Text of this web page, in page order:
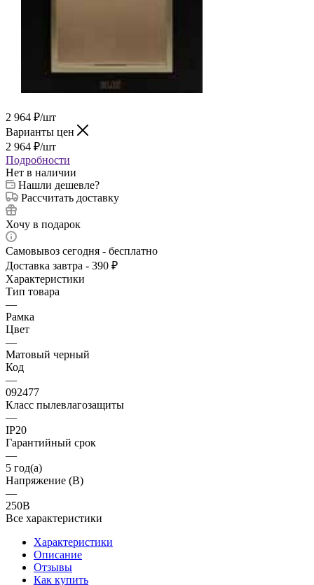
2 964 ₽/шт
Варианты цен
2 964 ₽/шт
Подробности
Нет в наличии
Нашли дешевле?
Рассчитать доставку
Хочу в подарок
Самовывоз сегодня - бесплатно
Доставка завтра - 390 ₽
Характеристики
Тип товара
—
Рамка
Цвет
—
Матовый черный
Код
—
092477
Класс пылевлагозащиты
—
IP20
Гарантийный срок
—
5 год(а)
Напряжение (В)
—
250В
Все характеристики
Характеристики
Описание
Отзывы
Как купить